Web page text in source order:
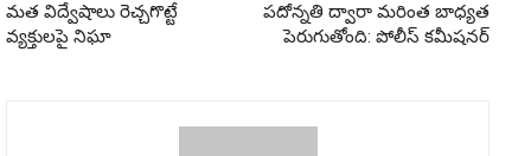
మత విద్వేషాలు రెచ్చగొట్టే
వ్యక్తులపై నిఘా
పదోన్నతి ద్వారా మరింత బాధ్యత
పెరుగుతోంది: పోలీస్ కమీషనర్